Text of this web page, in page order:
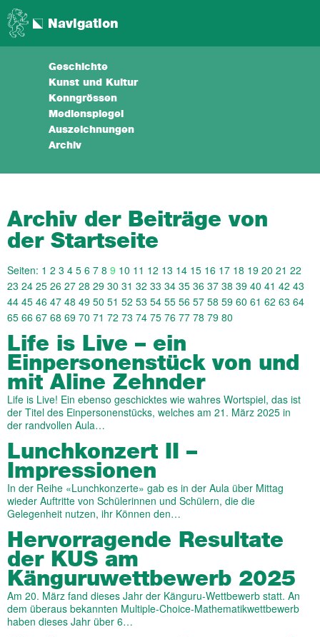
Navigation
Geschichte
Kunst und Kultur
Kenngrössen
Medienspiegel
Auszeichnungen
Archiv
Archiv der Beiträge von
der Startseite
Seiten: 1 2 3 4 5 6 7 8 9 10 11 12 13 14 15 16 17 18 19 20 21 22
23 24 25 26 27 28 29 30 31 32 33 34 35 36 37 38 39 40 41 42 43
44 45 46 47 48 49 50 51 52 53 54 55 56 57 58 59 60 61 62 63 64
65 66 67 68 69 70 71 72 73 74 75 76 77 78 79 80
Life is Live – ein
Einpersonenstück von und
mit Aline Zehnder
Life is Live! Ein ebenso geschicktes wie wahres Wortspiel, das ist
der Titel des Einpersonenstücks, welches am 21. März 2025 in
der randvollen Aula…
Lunchkonzert II –
Impressionen
In der Reihe «Lunchkonzerte» gab es in der Aula über Mittag
wieder Auftritte von Schülerinnen und Schülern, die die
Gelegenheit nutzen, ihr Können den…
Hervorragende Resultate
der KUS am
Känguruwettbewerb 2025
Am 20. März fand dieses Jahr der Känguru-Wettbewerb statt. An
dem überaus bekannten Multiple-Choice-Mathematikwettbewerb
haben dieses Jahr über 6…